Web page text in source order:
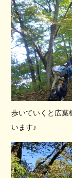
歩いていくと広葉
います♪